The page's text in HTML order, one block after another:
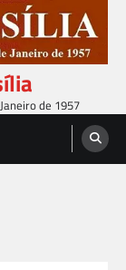
de 1957